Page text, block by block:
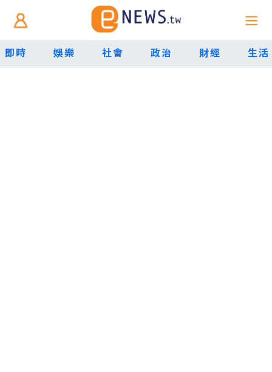
即時 娛樂 社會 政治 財經 生活